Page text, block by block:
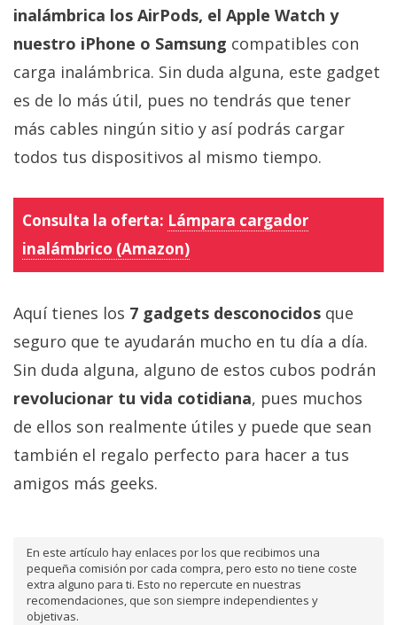
inalámbrica los AirPods, el Apple Watch y
nuestro iPhone o Samsung compatibles con
carga inalámbrica. Sin duda alguna, este gadget
es de lo más útil, pues no tendrás que tener
más cables ningún sitio y así podrás cargar
todos tus dispositivos al mismo tiempo.
Consulta la oferta: Lámpara cargador
inalámbrico (Amazon)
Aquí tienes los 7 gadgets desconocidos que
seguro que te ayudarán mucho en tu día a día.
Sin duda alguna, alguno de estos cubos podrán
revolucionar tu vida cotidiana, pues muchos
de ellos son realmente útiles y puede que sean
también el regalo perfecto para hacer a tus
amigos más geeks.
En este artículo hay enlaces por los que recibimos una
pequeña comisión por cada compra, pero esto no tiene coste
extra alguno para ti. Esto no repercute en nuestras
recomendaciones, que son siempre independientes y
objetivas.